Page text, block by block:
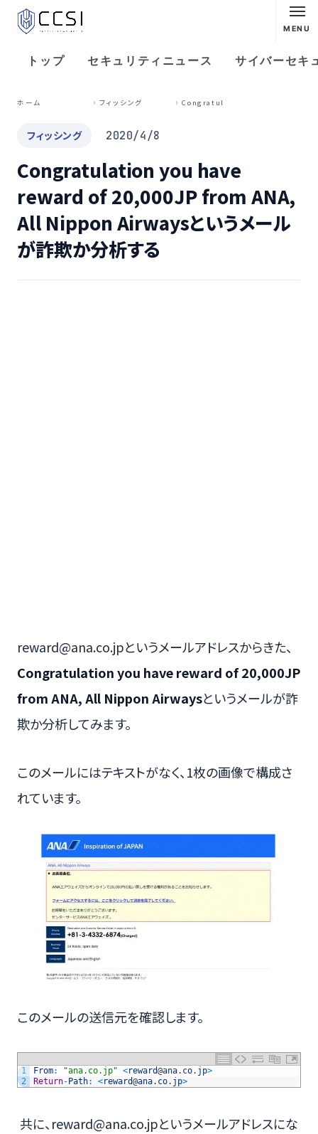
MENU
トップ セキュリティニュース サイバーセキ
ホーム フィッシング
フィッシング 2020/4/8
Congratulation you have
reward of 20,000JP from ANA,
All Nippon Airwaysというメール
が詐欺か分析する
reward@ana.co.jpというメールアドレスからきた、
Congratulation you have reward of 20,000JP
from ANA, All Nippon Airwaysというメールが詐
欺か分析してみます。
このメールにはテキストがなく、1枚の画像で構成さ
れています。
このメールの送信元を確認します。
1
2
From: "ana.co.jp" <reward@ana. co. jp>
Return- Path: <reward@ana. co. jp>
共に、reward@ana.co.jpというメールアドレスにな